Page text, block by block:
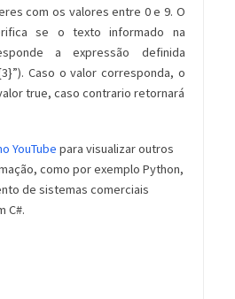
com os valores entre 0 e 9. O
se o texto informado na
a expressão definida
Caso o valor corresponda, o
true, caso contrario retornará
YouTube para visualizar outros
como por exemplo Python,
de sistemas comerciais
C#.